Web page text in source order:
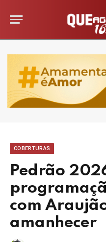
COBERTURAS
Pedrão
com
amanhecer